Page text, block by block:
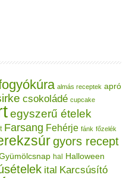
almás receptek apró
csokoládé cupcake
egyszerű ételek
Farsang Fehérje fánk főzelék
gyors recept
hal Halloween
ital Karcsúsító